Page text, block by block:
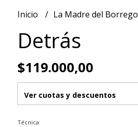
Inicio La Madre del Borrego
Detrás
$119.000,00
Ver cuotas y descuentos
Técnica